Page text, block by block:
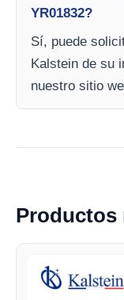
YR01832?
Sí, puede
Kalstein de su
nuestro sitio
Productos